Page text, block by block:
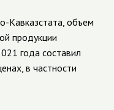
Кавказстата, объем
продукции
года составил
в частности